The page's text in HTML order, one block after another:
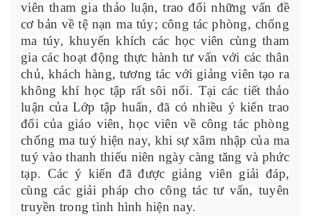
viên tham gia thảo luận, trao đổi những vấn đề
cơ bản về tệ nạn ma túy; công tác phòng, chống
ma túy, khuyến khích các học viên cùng tham
gia các hoạt động thực hành tư vấn với các thân
chủ, khách hàng, tương tác với giảng viên tạo ra
không khí học tập rất sôi nổi. Tại các tiết thảo
luận của Lớp tập huấn, đã có nhiều ý kiến trao
đổi của giáo viên, học viên về công tác phòng
chống ma tuý hiện nay, khi sự xâm nhập của ma
tuý vào thanh thiếu niên ngày càng tăng và phức
tạp. Các ý kiến đã được giảng viên giải đáp,
cùng các giải pháp cho công tác tư vấn, tuyên
truyền trong tình hình hiện nay.